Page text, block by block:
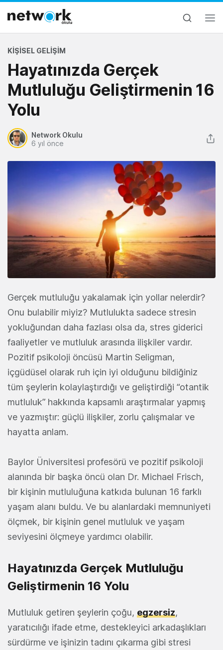
KIŞISEL GELIŞIM
Hayatınızda Gerçek
Mutluluğu Geliştirmenin 16
Yolu
Network Okulu
6 yıl önce
Gerçek mutluluğu yakalamak için yollar nelerdir?
Onu bulabilir miyiz? Mutlulukta sadece stresin
yokluğundan daha fazlası olsa da, stres giderici
faaliyetler ve mutluluk arasında ilişkiler vardır.
Pozitif psikoloji öncüsü Martin Seligman,
içgüdüsel olarak ruh için iyi olduğunu bildiğiniz
tüm şeylerin kolaylaştırdığı ve geliştirdiği “otantik
mutluluk” hakkında kapsamlı araştırmalar yapmış
ve yazmıştır: güçlü ilişkiler, zorlu çalışmalar ve
hayatta anlam.
Baylor Üniversitesi profesörü ve pozitif psikoloji
alanında bir başka öncü olan Dr. Michael Frisch,
bir kişinin mutluluğuna katkıda bulunan 16 farklı
yaşam alanı buldu. Ve bu alanlardaki memnuniyeti
ölçmek, bir kişinin genel mutluluk ve yaşam
seviyesini ölçmeye yardımcı olabilir.
Hayatınızda Gerçek Mutluluğu
Geliştirmenin 16 Yolu
Mutluluk getiren şeylerin çoğu, egzersiz,
yaratıcılığı ifade etme, destekleyici arkadaşlıkları
sürdürme ve işinizin tadını çıkarma gibi stresi